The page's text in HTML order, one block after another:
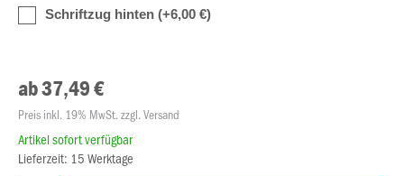
Schriftzug hinten (+6,00 €)
ab 37,49 €
Preis inkl. 19% MwSt. zzgl. Versand
Artikel sofort verfügbar
Lieferzeit: 15 Werktage